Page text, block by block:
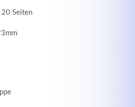
Seiten
commodo ligula eget dolor.